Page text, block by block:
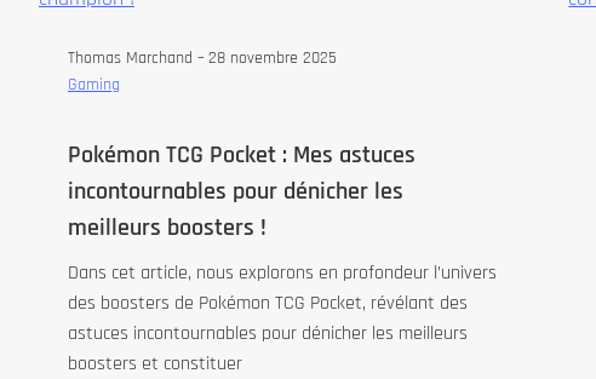
Thomas Marchand – 28 novembre 2025
Gaming
Pokémon TCG Pocket : Mes astuces
incontournables pour dénicher les
meilleurs boosters !
Dans cet article, nous explorons en profondeur l’univers
des boosters de Pokémon TCG Pocket, révélant des
astuces incontournables pour dénicher les meilleurs
boosters et constituer